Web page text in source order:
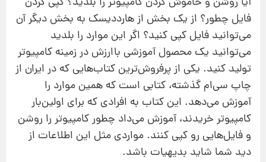
فایل چطور؟ از یك بخش از هارددیسك به بخش دیگر آن
می‌توانید فایل كپی كنید؟ اگر این موارد را بلدید
می‌توانید یك محصول آموزشی باارزش در زمینه كامپیوتر
تولید كنید. یكی از پرفروش‌ترین كتاب‌هایی كه در ایران از
چاپ سی‌ام گذشته، كتابی است كه همین موارد را
آموزش می‌دهد. این کتاب به افرادی كه برای اولین‌بار
كامپیوتر خریدند، آموزش می‌داد چطور كامپیوتر را روشن
و فایل‌هایی رو كپی كنند. مواردی مثل این اطلاعات از
دید شما شاید بدیهیات باشد.